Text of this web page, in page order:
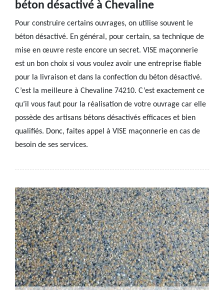
béton désactivé à Chevaline
Pour construire certains ouvrages, on utilise souvent le
béton désactivé. En général, pour certain, sa technique de
mise en œuvre reste encore un secret. VISE maçonnerie
est un bon choix si vous voulez avoir une entreprise fiable
pour la livraison et dans la confection du béton désactivé.
C’est la meilleure à Chevaline 74210. C’est exactement ce
qu’il vous faut pour la réalisation de votre ouvrage car elle
possède des artisans bétons désactivés efficaces et bien
qualifiés. Donc, faites appel à VISE maçonnerie en cas de
besoin de ses services.